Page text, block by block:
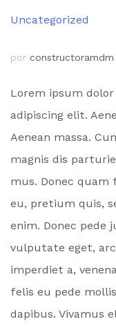
Uncategorized
por constructoramdm
Lorem ipsum
adipiscing elit.
Aenean massa.
magnis dis
mus. Donec
eu, pretium quis,
enim. Donec pede
vulputate eget,
imperdiet a,
felis eu pede
dapibus. Vivamus